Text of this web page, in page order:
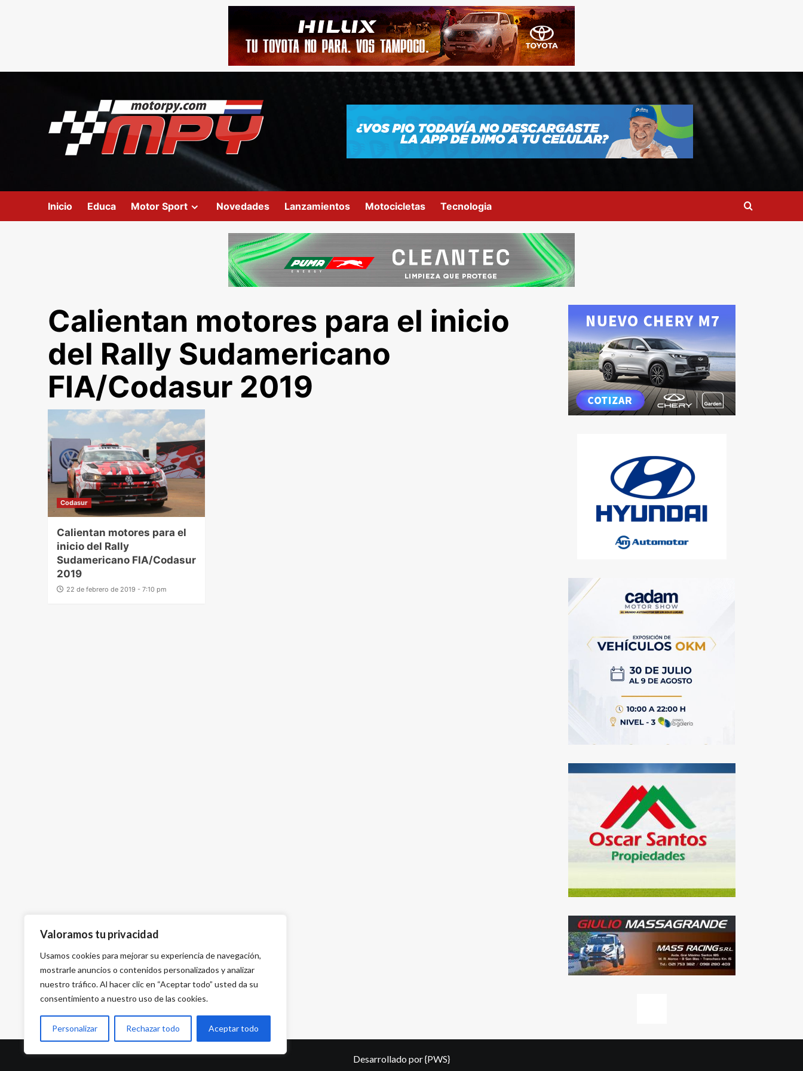
Valoramos tu privacidad
Usamos cookies para mejorar su experiencia de navegación,
mostrarle anuncios o contenidos personalizados y analizar
nuestro tráfico. Al hacer clic en “Aceptar todo” usted da su
consentimiento a nuestro uso de las cookies.
Personalizar Rechazar todo Aceptar todo
Inicio Educa Motor Sport Novedades Lanzamientos Motocicletas Tecnologia
Calientan motores para el inicio
del Rally Sudamericano
FIA/Codasur 2019
Codasur
Calientan motores para el
inicio del Rally
Sudamericano FIA/Codasur
2019
22 de febrero de 2019 - 7:10 pm
Desarrollado por{PWS}